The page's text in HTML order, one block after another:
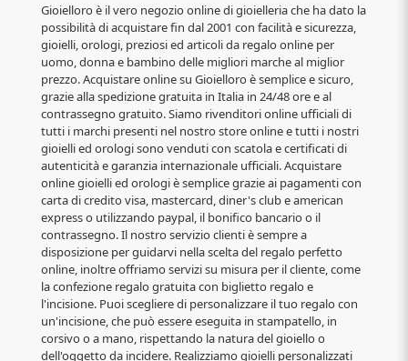
Gioielloro è il vero negozio online di gioielleria che ha dato la
possibilità di acquistare fin dal 2001 con facilità e sicurezza,
gioielli, orologi, preziosi ed articoli da regalo online per
uomo, donna e bambino delle migliori marche al miglior
prezzo. Acquistare online su Gioielloro è semplice e sicuro,
grazie alla spedizione gratuita in Italia in 24/48 ore e al
contrassegno gratuito. Siamo rivenditori online ufficiali di
tutti i marchi presenti nel nostro store online e tutti i nostri
gioielli ed orologi sono venduti con scatola e certificati di
autenticità e garanzia internazionale ufficiali. Acquistare
online gioielli ed orologi è semplice grazie ai pagamenti con
carta di credito visa, mastercard, diner's club e american
express o utilizzando paypal, il bonifico bancario o il
contrassegno. Il nostro servizio clienti è sempre a
disposizione per guidarvi nella scelta del regalo perfetto
online, inoltre offriamo servizi su misura per il cliente, come
la confezione regalo gratuita con biglietto regalo e
l'incisione. Puoi scegliere di personalizzare il tuo regalo con
un'incisione, che può essere eseguita in stampatello, in
corsivo o a mano, rispettando la natura del gioiello o
dell'oggetto da incidere. Realizziamo gioielli personalizzati